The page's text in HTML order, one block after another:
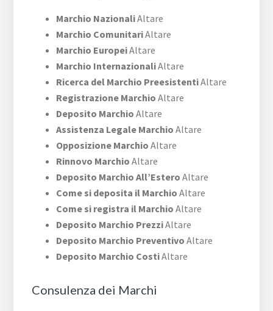
Marchio NazionaliAltare
Marchio ComunitariAltare
Marchio EuropeiAltare
Marchio InternazionaliAltare
Ricerca del Marchio PreesistentiAltare
Registrazione Marchio Altare
Deposito Marchio Altare
Assistenza Legale Marchio Altare
Opposizione Marchio Altare
Rinnovo Marchio Altare
Deposito Marchio All’Estero Altare
Come si deposita il Marchio Altare
Come si registra il Marchio Altare
Deposito Marchio PrezziAltare
Deposito Marchio Preventivo Altare
Deposito Marchio CostiAltare
Consulenza dei Marchi